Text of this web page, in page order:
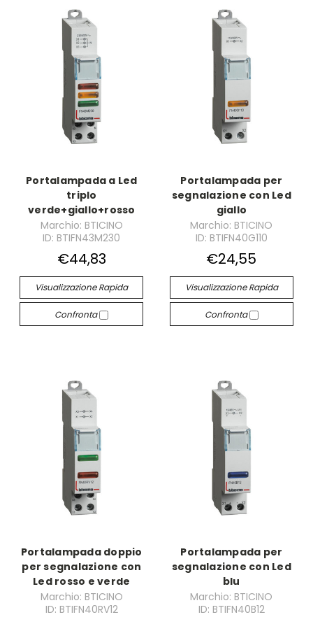
Portalampada a Led
triplo
verde+giallo+rosso
Marchio: BTICINO
ID: BTIFN43M230
€44,83
Visualizzazione Rapida
Confronta
Portalampada per
segnalazione con Led
giallo
Marchio: BTICINO
ID: BTIFN40G110
€24,55
Visualizzazione Rapida
Confronta
Portalampada doppio
per segnalazione con
Led rosso e verde
Marchio: BTICINO
ID: BTIFN40RV12
Portalampada per
segnalazione con Led
blu
Marchio: BTICINO
ID: BTIFN40B12